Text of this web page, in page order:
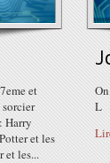
et
Harry
et les
et les...
L